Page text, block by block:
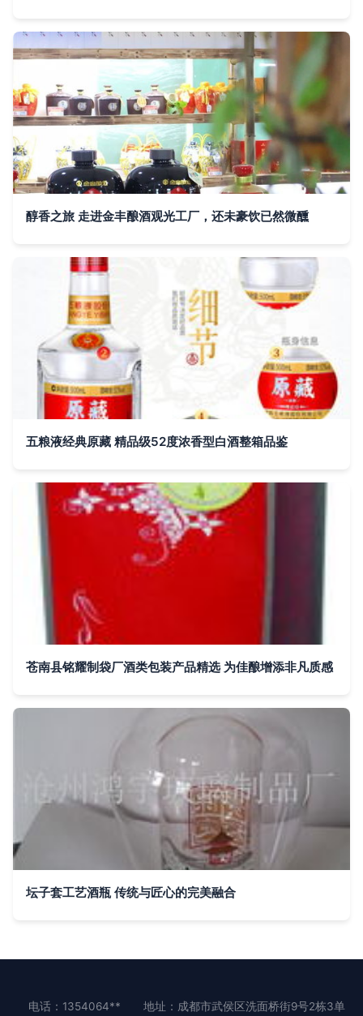
醇香之旅 走进金丰酿酒观光工厂，还未豪饮已然微醺
五粮液经典原藏 精品级52度浓香型白酒整箱品鉴
苍南县铭耀制袋厂酒类包装产品精选 为佳酿增添非凡质感
坛子套工艺酒瓶 传统与匠心的完美融合
电话：1354064** 地址：成都市武侯区洗面桥街9号2栋3单